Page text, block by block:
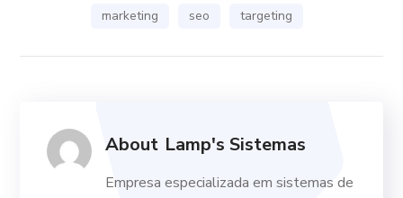
marketing seo targeting
About Lamp's Sistemas
Empresa especializada em sistemas de